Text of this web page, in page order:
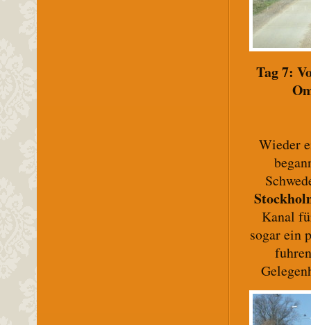
Tag 7:
Wieder
Kanal
sogar ein